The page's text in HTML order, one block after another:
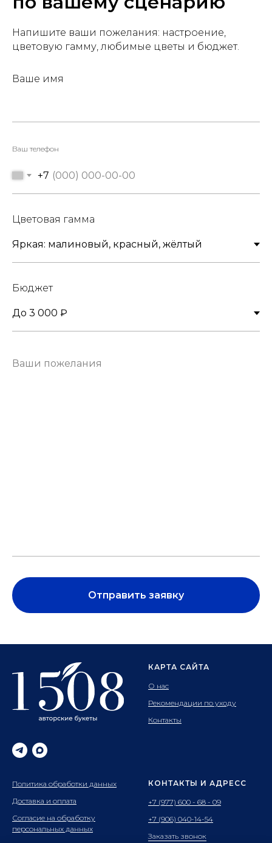
Напишите ваши пожелания: настроение,
цветовую гамму, любимые цветы и бюджет.
Ваше имя
Ваш телефон
+7
Цветовая гамма
Бюджет
Отправить заявку
КАРТА САЙТА
О нас
Рекомендации по уходу
Контакты
Политика обработки данных
Доставка и оплата
Согласие на обработку
персональных данных
КОНТАКТЫ И АДРЕСС
+7 (977) 600 - 68 - 09
+7 (906) 040-14-54
Заказать звонок